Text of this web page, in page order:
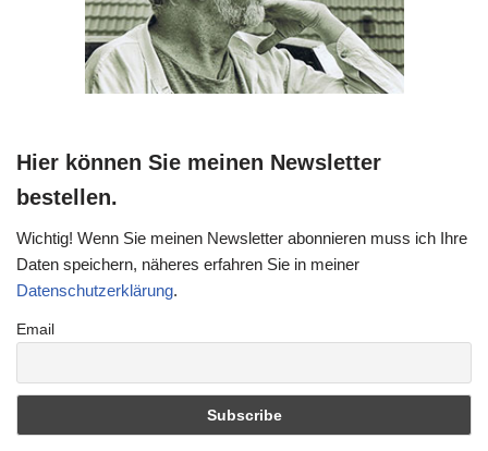
Hier können Sie meinen Newsletter
bestellen.
Wichtig! Wenn Sie meinen Newsletter abonnieren muss ich Ihre
Daten speichern, näheres erfahren Sie in meiner
Datenschutzerklärung.
Email